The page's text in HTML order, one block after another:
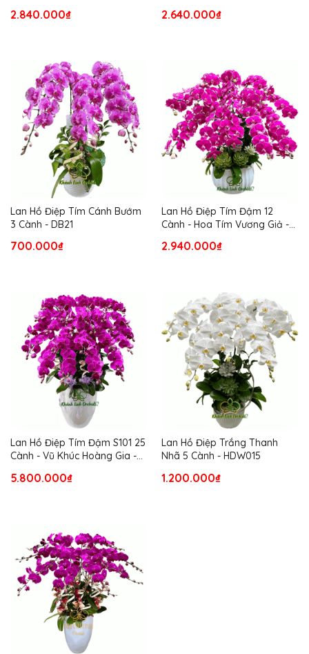
2.840.000₫ 2.640.000₫
Lan Hồ Điệp Tím Cánh Bướm
3 Cành - DB21
700.000₫
Lan Hồ Điệp Tím Đậm 12
Cành - Hoa Tím Vương Giả -
2.940.000₫
Lan Hồ Điệp Tím Đậm S101 25
Cành - Vũ Khúc Hoàng Gia -
5.800.000₫
Lan Hồ Điệp Trắng Thanh
Nhã 5 Cành - HDW015
1.200.000₫